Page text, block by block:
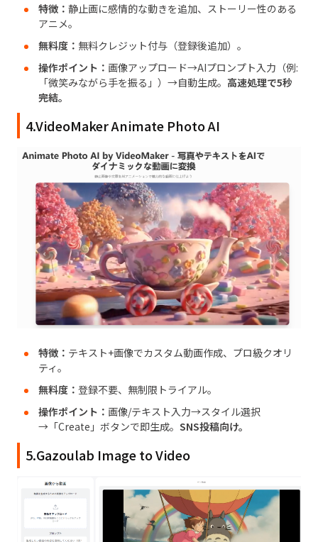
特徴： 静止画に感情的な動きを追加、ストーリー性のある
アニメ。
無料度： 無料クレジット付与（登録後追加）。
操作ポイント： 画像アップロード→AIプロンプト入力（例:
「微笑みながら手を振る」）→自動生成。 高速処理で5秒
完結。
4.VideoMaker Animate Photo AI
特徴： テキスト+画像でカスタム動画作成、プロ級クオリ
ティ。
無料度： 登録不要、無制限トライアル。
操作ポイント： 画像/テキスト入力→スタイル選択
→「Create」ボタンで即生成。 SNS投稿向け。
5.Gazoulab Image to Video